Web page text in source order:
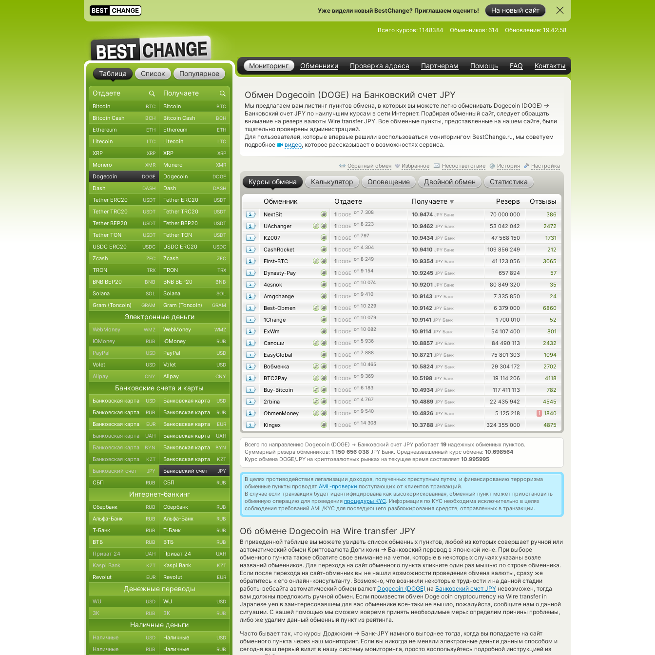
На новый сайт
Уже видели новый BestChange? Приглашаем оценить!
Мониторинг Обменники Проверка адреса Партнерам Помощь FAQ Контакты
Всего курсов: 1148384 Обменников: 614 Обновление: 19:42:58
Обмен Dogecoin (DOGE) на Банковский счет JPY
Мы предлагаем вам листинг пунктов обмена, в которых вы можете легко обменивать Dogecoin (DOGE) →
Банковский счет JPY по наилучшим курсам в сети Интернет. Подбирая обменный сайт, следует обращать
внимание на резерв валюты Wire transfer JPY. Все обменные пункты, представленные на нашем сайте, были
тщательно проверены администрацией.
Для пользователей, которые впервые решили воспользоваться мониторингом BestChange.ru, мы советуем
подробное
видео, которое рассказывает о возможностях сервиса.
Обратный обмен Избранное Несоответствие История Настройка
Курсы обмена Калькулятор Оповещение Двойной обмен Статистика
Обменник Отдаете Получаете ▼ Резерв Отзывы
NextBit 1 DOGE от 7 308 10.9474 JPY Банк 70 000 000
386
UAchanger
1 DOGE от 8 223 10.9462 JPY Банк 53 042 042
2472
KZ007
1 DOGE от 797 10.9434 JPY Банк 47 568 150
1731
CashRocket
1 DOGE от 4 304 10.9410 JPY Банк 109 856 249
212
First-BTC
1 DOGE от 8 249 10.9354 JPY Банк 41 123 056
3065
Dynasty-Pay
1 DOGE от 9 154 10.9245 JPY Банк 657 894
57
4esnok
1 DOGE от 10 074 10.9201 JPY Банк 80 849 320
35
Amgchange
1 DOGE от 9 410 10.9143 JPY Банк 7 335 850
24
Best-Obmen
1 DOGE от 10 229 10.9142 JPY Банк 6 379 000
6860
1Change
1 DOGE от 10 079 10.9141 JPY Банк 1 700 010
52
ExWm
1 DOGE от 10 082 10.9114 JPY Банк 54 107 400
801
Сатоши
1 DOGE от 5 936 10.8857 JPY Банк 84 490 113
2432
EasyGlobal
1 DOGE от 7 888 10.8721 JPY Банк 75 801 303
1094
Вобменка
1 DOGE от 10 465 10.5824 JPY Банк 29 304 172
2702
BTC2Pay
1 DOGE от 9 369 10.5198 JPY Банк 19 114 206
4118
Buy-Bitcoin
1 DOGE от 6 183 10.4934 JPY Банк 117 411 113
782
2rbina
1 DOGE от 4 767 10.4889 JPY Банк 22 435 942
4545
ObmenMoney
1 DOGE от 9 540 10.4826 JPY Банк 5 125 218 1 1840
Kingex
1 DOGE от 14 308 10.3788 JPY Банк 324 355 000 4875
Всего по направлению Dogecoin (DOGE) → Банковский счет JPY работает 19 надежных обменных пунктов.
Суммарный резерв обменников: 1 150 656 038 JPY Банк. Средневзвешенный курс обмена: 10.698564
Курс обмена DOGE/JPY на криптовалютных рынках на текущее время составляет 10.995995
В целях противодействия легализации доходов, полученных преступным путем, и финансированию терроризма
обменные пункты проводят AML-проверки поступающих от клиентов транзакций.
В случае если транзакция будет идентифицирована как высокорискованная, обменный пункт может приостановить
обменную операцию для проведения процедуры KYC. Информация по KYC необходима исключительно в целях
соблюдения требований AML/KYC для последующего разблокирования средств, отправленных в транзакции.
Об обмене Dogecoin на Wire transfer JPY
В приведенной таблице вы можете увидеть список обменных пунктов, любой из которых совершает ручной или
автоматический обмен Криптовалюта Доги коин → Банковский перевод в японской иене. При выборе
обменного пункта также обратите свое внимание на метки, которые в некоторых случаях указаны возле
названий обменников. Для перехода на сайт обменного пункта кликните один раз мышью по строке обменника.
Если после перехода на сайт-обменник вы не нашли возможности проведения обмена валюты, сразу же
обратитесь к его онлайн-консультанту. Возможно, что возникли некоторые трудности и на данной стадии
работы вебсайта автоматический обмен валют Dogecoin (DOGE) на Банковский счет JPY невозможен, тогда
вам должны предложить ручной обмен. Если произвести обмен Doge coin cryptocurrency на Wire transfer in
Japanese yen в заинтересовавшем для вас обменнике все-таки не вышло, пожалуйста, сообщите нам о данной
ситуации. С вашей помощью мы сможем вовремя принять необходимые меры: определим причины проблемы,
либо же удалим данный обменный пункт из рейтинга.
Часто бывает так, что курсы Доджкоин → Банк-JPY намного выгоднее тогда, когда вы попадаете на сайт
обменного пункта через наш мониторинг. Если вы никогда не меняли электронные деньги данным способом и
сегодня ваш первый визит в нашу систему мониторинга, просто воспользуйтесь подробной инструкцией из
Таблица Список Популярное
Bitcoin BTC Bitcoin BTC
Bitcoin Cash BCH Bitcoin Cash BCH
Ethereum ETH Ethereum ETH
Litecoin LTC Litecoin LTC
XRP XRP XRP XRP
Monero XMR Monero XMR
Dogecoin DOGE Dogecoin DOGE
Dash DASH Dash DASH
Tether ERC20 USDT Tether ERC20 USDT
Tether TRC20 USDT Tether TRC20 USDT
Tether BEP20 USDT Tether BEP20 USDT
Tether TON USDT Tether TON USDT
USDC ERC20 USDC USDC ERC20 USDC
Zcash ZEC Zcash ZEC
TRON TRX TRON TRX
BNB BEP20 BNB BNB BEP20 BNB
Solana SOL Solana SOL
Gram (Toncoin) GRAM Gram (Toncoin) GRAM
Электронные деньги
WebMoney WMZ WebMoney WMZ
ЮMoney RUB ЮMoney RUB
PayPal USD PayPal USD
Volet USD Volet USD
Alipay CNY Alipay CNY
Банковские счета и карты
Банковская карта USD Банковская карта USD
Банковская карта RUB Банковская карта RUB
Банковская карта EUR Банковская карта EUR
Банковская карта UAH Банковская карта UAH
Банковская карта BYN Банковская карта BYN
Банковская карта KZT Банковская карта KZT
Банковский счет JPY Банковский счет JPY
СБП RUB СБП RUB
Интернет-банкинг
Сбербанк RUB Сбербанк RUB
Альфа-Банк RUB Альфа-Банк RUB
Т-Банк RUB Т-Банк RUB
ВТБ RUB ВТБ RUB
Приват 24 UAH Приват 24 UAH
Kaspi Bank KZT Kaspi Bank KZT
Revolut EUR Revolut EUR
Денежные переводы
WU USD WU USD
ЗК RUB ЗК RUB
Наличные деньги
Наличные USD Наличные USD
Наличные RUB Наличные RUB